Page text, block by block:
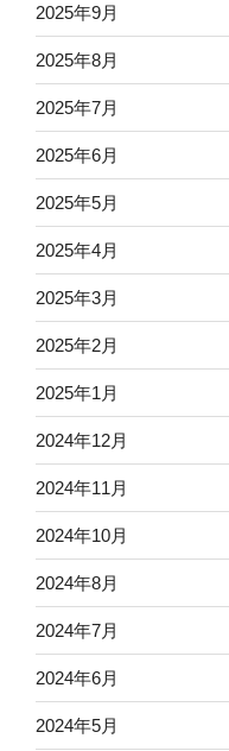
2025年9月
2025年8月
2025年7月
2025年6月
2025年5月
2025年4月
2025年3月
2025年2月
2025年1月
2024年12月
2024年11月
2024年10月
2024年8月
2024年7月
2024年6月
2024年5月